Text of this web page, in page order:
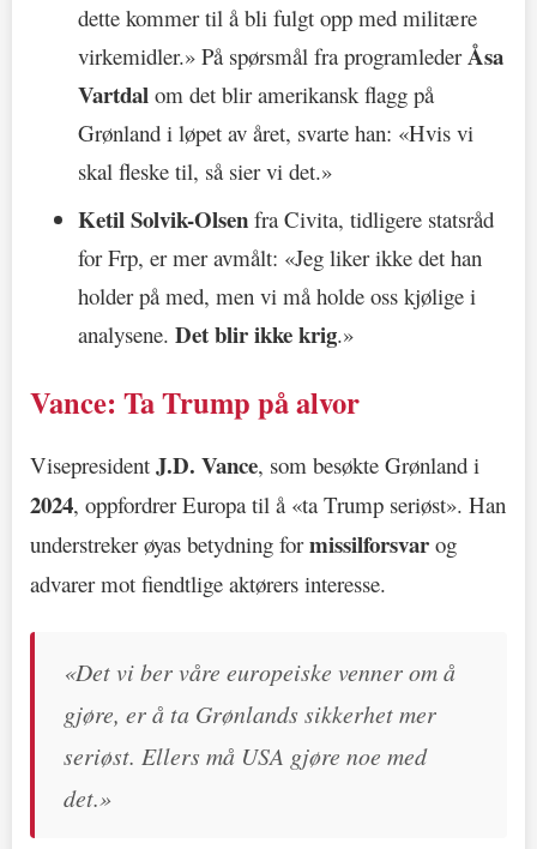
dette kommer til å bli fulgt opp med militære
virkemidler.» På spørsmål fra programlederÅsa
Vartdal om det blir amerikansk flagg på
Grønland i løpet av året, svarte han: «Hvis vi
skal fleske til, så sier vi det.»
Ketil Solvik-Olsen fra Civita, tidligere statsråd
for Frp, er mer avmålt: «Jeg liker ikke det han
holder på med, men vi må holde oss kjølige i
analysene. Det blir ikke krig.»
Vance: Ta Trump på alvor
Visepresident J.D. Vance, som besøkte Grønland i
2024, oppfordrer Europa til å «ta Trump seriøst». Han
understreker øyas betydning formissilforsvar og
advarer mot fiendtlige aktørers interesse.
«Det vi ber våre europeiske venner om å
gjøre, er å ta Grønlands sikkerhet mer
seriøst. Ellers må USA gjøre noe med
det.»